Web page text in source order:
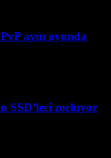
aynı oyunda
SSD’leri zorluyor